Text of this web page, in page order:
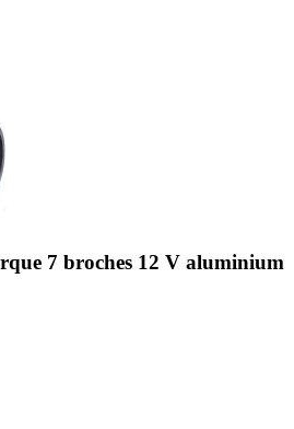
7 broches 12 V aluminium